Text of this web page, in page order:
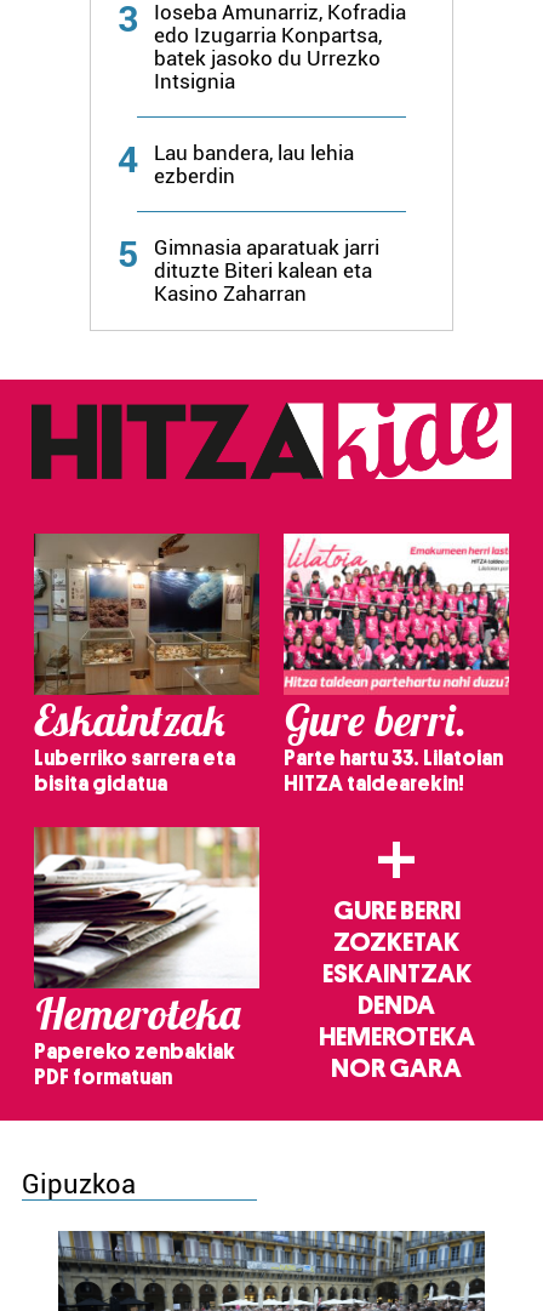
3
Ioseba Amunarriz, Kofradia
edo Izugarria Konpartsa,
batek jasoko du Urrezko
Intsignia
4
Lau bandera, lau lehia
ezberdin
5
Gimnasia aparatuak jarri
dituzte Biteri kalean eta
Kasino Zaharran
Eskaintzak
Luberriko sarrera eta
bisita gidatua
Gure berri.
Parte hartu 33. Lilatoian
HITZA taldearekin!
Hemeroteka
Papereko zenbakiak
PDF formatuan
+
GURE BERRI
ZOZKETAK
ESKAINTZAK
DENDA
HEMEROTEKA
NOR GARA
Gipuzkoa